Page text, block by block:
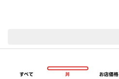
すべて 丼 お店価格